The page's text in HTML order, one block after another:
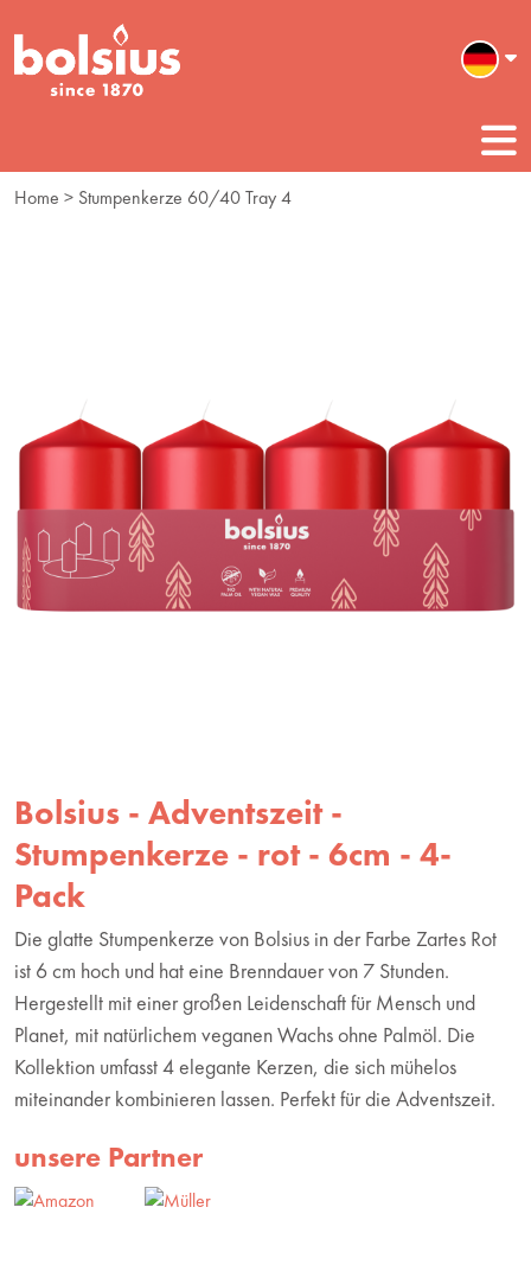
Home > Stumpenkerze 60/40 Tray 4
Bolsius - Adventszeit -
Stumpenkerze - rot - 6cm - 4-
Pack
Die glatte Stumpenkerze von Bolsius in der Farbe Zartes Rot
ist 6 cm hoch und hat eine Brenndauer von 7 Stunden.
Hergestellt mit einer großen Leidenschaft für Mensch und
Planet, mit natürlichem veganen Wachs ohne Palmöl. Die
Kollektion umfasst 4 elegante Kerzen, die sich mühelos
miteinander kombinieren lassen. Perfekt für die Adventszeit.
unsere Partner